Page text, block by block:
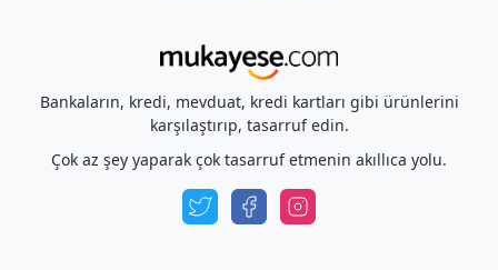
Bankaların, kredi, mevduat, kredi kartları gibi ürünlerini
karşılaştırıp, tasarruf edin.
Çok az şey yaparak çok tasarruf etmenin akıllıca yolu.